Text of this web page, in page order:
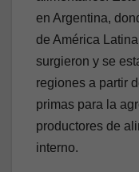
en Argentina,
de América
surgieron y se
regiones a partir
primas para la
productores de
interno.